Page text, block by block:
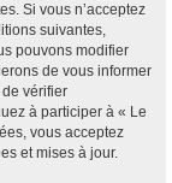
Si vous n’acceptez
suivantes,
pouvons modifier
de vous informer
vérifier
à participer à « Le
vous acceptez
et mises à jour.